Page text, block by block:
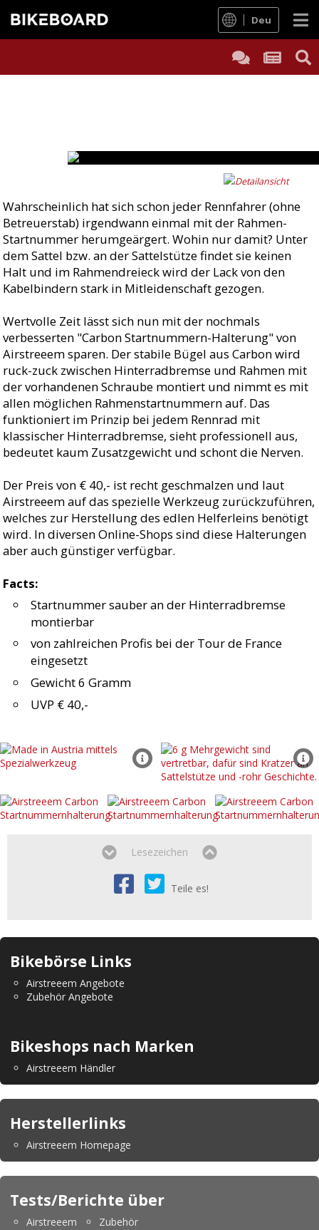
Deu
AIRSTREEEM CARBON
Wahrscheinlich hat sich schon jeder Rennfahrer (ohne
Betreuerstab) irgendwann einmal mit der Rahmen-
Startnummer herumgeärgert. Wohin nur damit? Unter
dem Sattel bzw. an der Sattelstütze findet sie keinen
Halt und im Rahmendreieck wird der Lack von den
Kabelbindern stark in Mitleidenschaft gezogen.
Wertvolle Zeit lässt sich nun mit der nochmals
verbesserten "Carbon Startnummern-Halterung" von
Airstreeem sparen. Der stabile Bügel aus Carbon wird
ruck-zuck zwischen Hinterradbremse und Rahmen mit
der vorhandenen Schraube montiert und nimmt es mit
allen möglichen Rahmenstartnummern auf. Das
funktioniert im Prinzip bei jedem Rennrad mit
klassischer Hinterradbremse, sieht professionell aus,
bedeutet kaum Zusatzgewicht und schont die Nerven.
Der Preis von € 40,- ist recht geschmalzen und laut
Airstreeem auf das spezielle Werkzeug zurückzuführen,
welches zur Herstellung des edlen Helferleins benötigt
wird. In diversen Online-Shops sind diese Halterungen
aber auch günstiger verfügbar.
Facts:
Startnummer sauber an der Hinterradbremse
montierbar
von zahlreichen Profis bei der Tour de France
eingesetzt
Gewicht 6 Gramm
UVP € 40,-
Lesezeichen
Teile es!
Bikebörse Links
Airstreeem Angebote
Zubehör Angebote
Bikeshops nach Marken
Airstreeem Händler
Herstellerlinks
Airstreeem Homepage
Tests/Berichte über
Airstreeem Zubehör